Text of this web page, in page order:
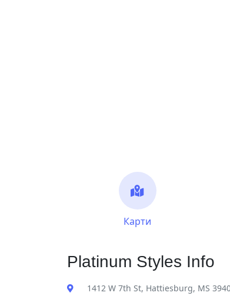
Карти
Platinum Styles Info
1412 W 7th St, Hattiesburg, MS